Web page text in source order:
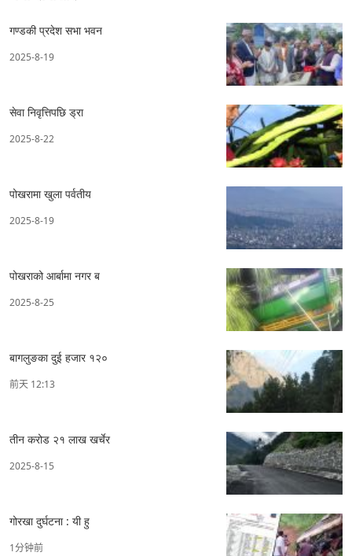
गण्डकी प्रदेश सभा भवन
2025-8-19
सेवा निवृत्तिपछि ड्रा
2025-8-22
पोखरामा खुला पर्वतीय
2025-8-19
पोखराको आर्बामा नगर ब
2025-8-25
बागलुङका दुई हजार १२०
前天 12:13
तीन करोड २१ लाख खर्चेर
2025-8-15
गोरखा दुर्घटना : यी हु
1分钟前